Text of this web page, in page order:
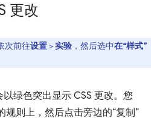
更改
次前往设置 >实验 ，然后选中在“样式”
绿色突出显示 CSS 更改。 您
则上，然后点击旁边的“复制”